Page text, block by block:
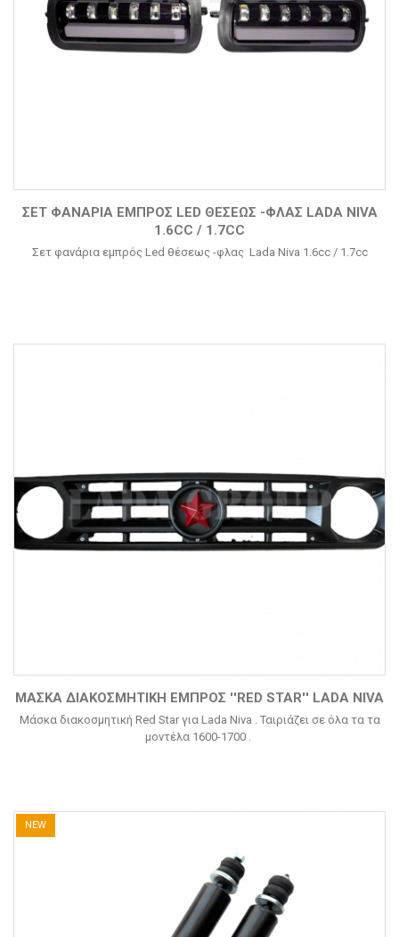
ΣΕΤ ΦΑΝΆΡΙΑ ΕΜΠΡΌΣ LED ΘΈΣΕΩΣ -ΦΛΑΣ LADA NIVA
1.6CC / 1.7CC
Σετ φανάρια εμπρός Led θέσεως -φλας Lada Niva 1.6cc / 1.7cc
ΜΑΣΚΑ ΔΙΑΚΟΣΜΗΤΙΚΗ ΕΜΠΡΟΣ ''RED STAR'' LADA NIVA
Μάσκα διακοσμητική Red Star για Lada Niva . Ταιριάζει σε όλα τα τα
μοντέλα 1600-1700 .
NEW